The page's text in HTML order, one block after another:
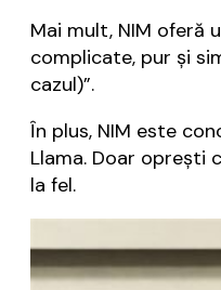
Mai mult, NIM oferă
complicate, pur și
cazul)”.
În plus, NIM este
Llama. Doar oprești
la fel.